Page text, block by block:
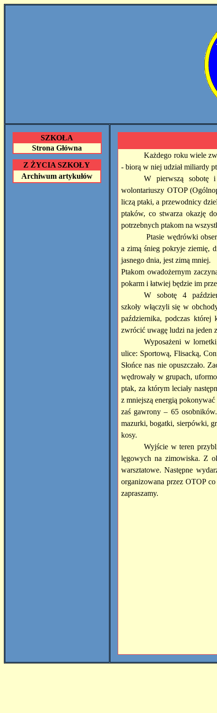
SZKOŁA
Strona Główna
Z ŻYCIA SZKOŁY
Archiwum artykułów
Każdego roku wiele
- biorą w niej udział miliardy
W pierwszą sobotę i
wolontariuszy OTOP
liczą ptaki, a przewodnicy
ptaków, co stwarza okazję
potrzebnych ptakom na
Ptasie wędrówki
a zimą śnieg pokryje ziemię,
jasnego dnia, jest zimą mniej.
Ptakom owadożernym
pokarm i łatwiej będzie im
W sobotę 4
szkoły włączyli się w
października, podczas
zwrócić uwagę ludzi na jeden
Wyposażeni w
ulice: Sportową, Flisacką,
Słońce nas nie opuszczało.
wędrowały w grupach,
ptak, za którym leciały
z mniejszą energią
zaś gawrony – 65
mazurki, bogatki, sierpówki,
kosy.
Wyjście w teren
lęgowych na zimowiska. Z
warsztatowe. Następne
organizowana przez OTOP
zapraszamy.